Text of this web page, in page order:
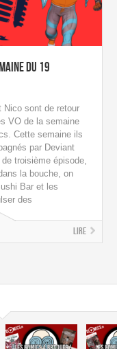
du 19
Nico sont de retour
VO de la semaine
Cette semaine ils
par Deviant
troisième épisode,
la bouche, on
Bar et les
des
Lire